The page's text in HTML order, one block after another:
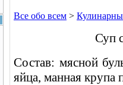
Все обо всем >
Суп
Состав: мясной
яйца, манная крупа